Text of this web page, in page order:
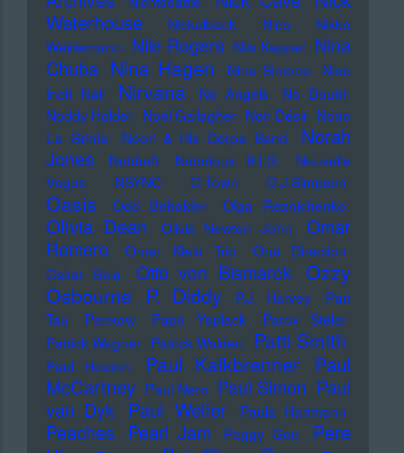
Waterhouse
Nickelback Nico
Nikko
Weidemann Nile Rogers Nils Keppel Nina
Chuba Nina Hagen Nina Simone
Nine
Inch Nail
Nirvana No Angels
No Doubt
Noddy Holder Noel Gallagher Noir Désir Nono
La Grinta
Noori & His Dorpa Band
Norah
Jones
Notdurft Notorious B.I.G.
Nouvelle
Vague
NSYNC O-Town O.J.Simpson
Oasis Odd Beholder Olga Reznichenko
Olivia Dean Olivia Newton John
Omar
Romero
Omer Klein Trio
One Direction
Oskar Sala
Otto von Bismarck Ozzy
Osbourne
P. Diddy P.J. Harvey
Pan
Tau
Pankow Papo Yoplack
Parov Stelar
Patrick Wagner Patrick Walden Patti Smith
Paul Heaton Paul Kalkbrenner
Paul
McCartney Paul Nero Paul Simon Paul
van Dyk Paul Weller Paula Hartmann
Peaches Pearl Jam Peggy Gou
Pere